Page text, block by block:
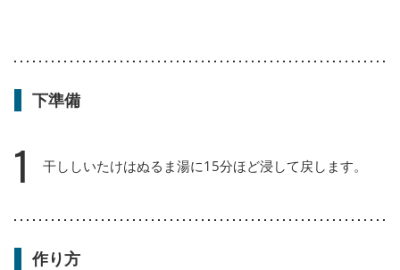
下準備
1 干ししいたけはぬるま湯に15分ほど浸して戻します。
作り方